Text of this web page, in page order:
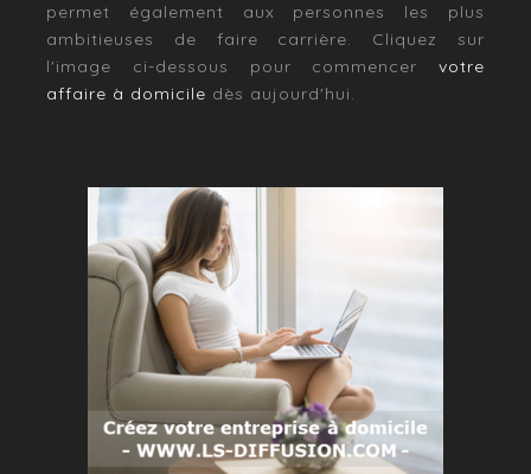
permet également aux personnes les plus
ambitieuses de faire carrière. Cliquez sur
l'image ci-dessous pour commencer votre
affaire à domicile dès aujourd'hui.